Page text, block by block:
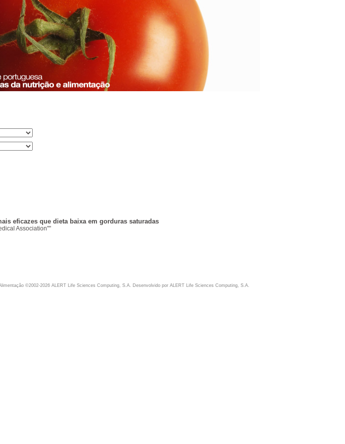
eficazes que dieta baixa em gorduras saturadas
Association""
©2002-2026 ALERT Life Sciences Computing, S.A. Desenvolvido por ALERT Life Sciences Computing, S.A.